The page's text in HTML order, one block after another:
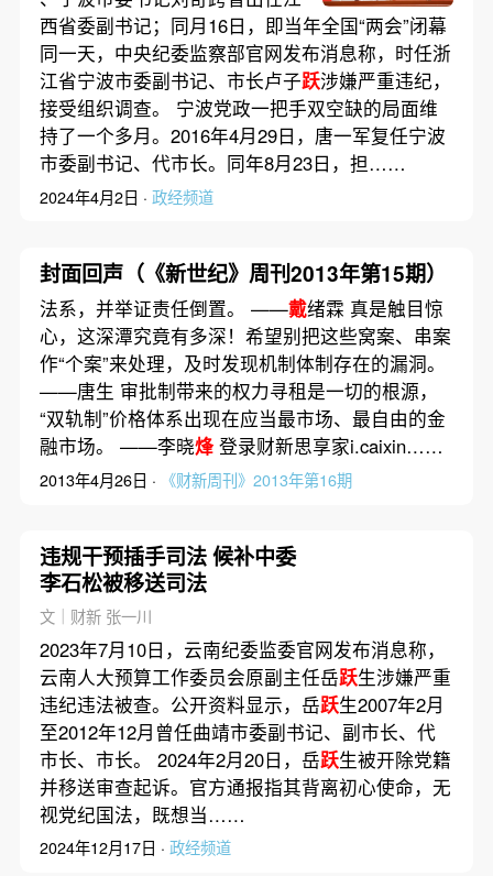
西省委副书记；同月16日，即当年全国“两会”闭幕
同一天，中央纪委监察部官网发布消息称，时任浙
江省宁波市委副书记、市长卢子跃涉嫌严重违纪，
接受组织调查。 宁波党政一把手双空缺的局面维
持了一个多月。2016年4月29日，唐一军复任宁波
市委副书记、代市长。同年8月23日，担……
2024年4月2日 · 政经频道
封面回声（《新世纪》周刊2013年第15期）
法系，并举证责任倒置。 ——戴绪霖 真是触目惊
心，这深潭究竟有多深！希望别把这些窝案、串案
作“个案”来处理，及时发现机制体制存在的漏洞。
——唐生 审批制带来的权力寻租是一切的根源，
“双轨制”价格体系出现在应当最市场、最自由的金
融市场。 ——李晓烽登录财新思享家i.caixin……
2013年4月26日 · 《财新周刊》2013年第16期
违规干预插手司法 候补中委
李石松被移送司法
文｜财新 张一川
2023年7月10日，云南纪委监委官网发布消息称，
云南人大预算工作委员会原副主任岳跃生涉嫌严重
违纪违法被查。公开资料显示，岳跃生2007年2月
至2012年12月曾任曲靖市委副书记、副市长、代
市长、市长。 2024年2月20日，岳跃生被开除党籍
并移送审查起诉。官方通报指其背离初心使命，无
视党纪国法，既想当……
2024年12月17日 · 政经频道